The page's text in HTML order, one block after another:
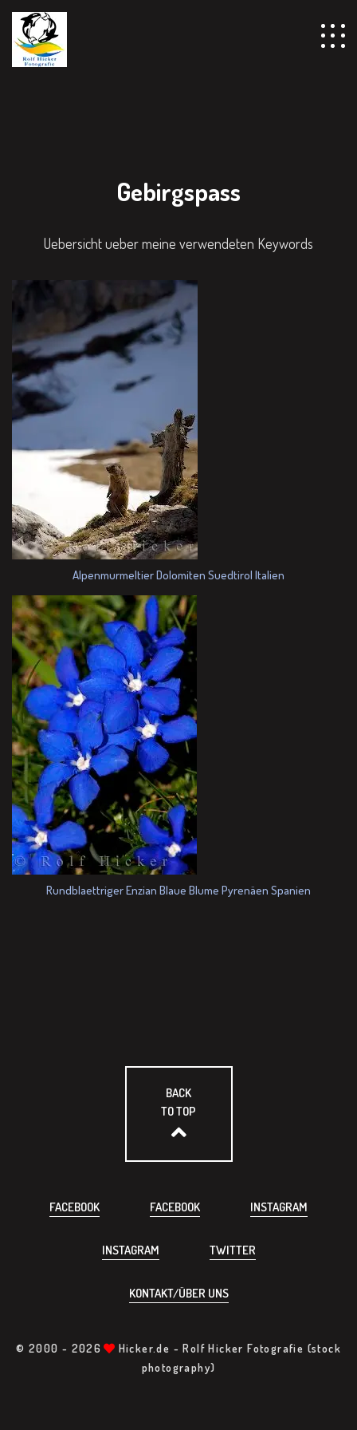
Gebirgspass
Uebersicht ueber meine verwendeten Keywords
Alpenmurmeltier Dolomiten Suedtirol Italien
Rundblaettriger Enzian Blaue Blume Pyrenäen Spanien
BACK
TO TOP
FACEBOOK FACEBOOK INSTAGRAM
INSTAGRAM TWITTER
KONTAKT/ÜBER UNS
© 2000 - 2026
Hicker.de - Rolf Hicker Fotografie (stock
photography)